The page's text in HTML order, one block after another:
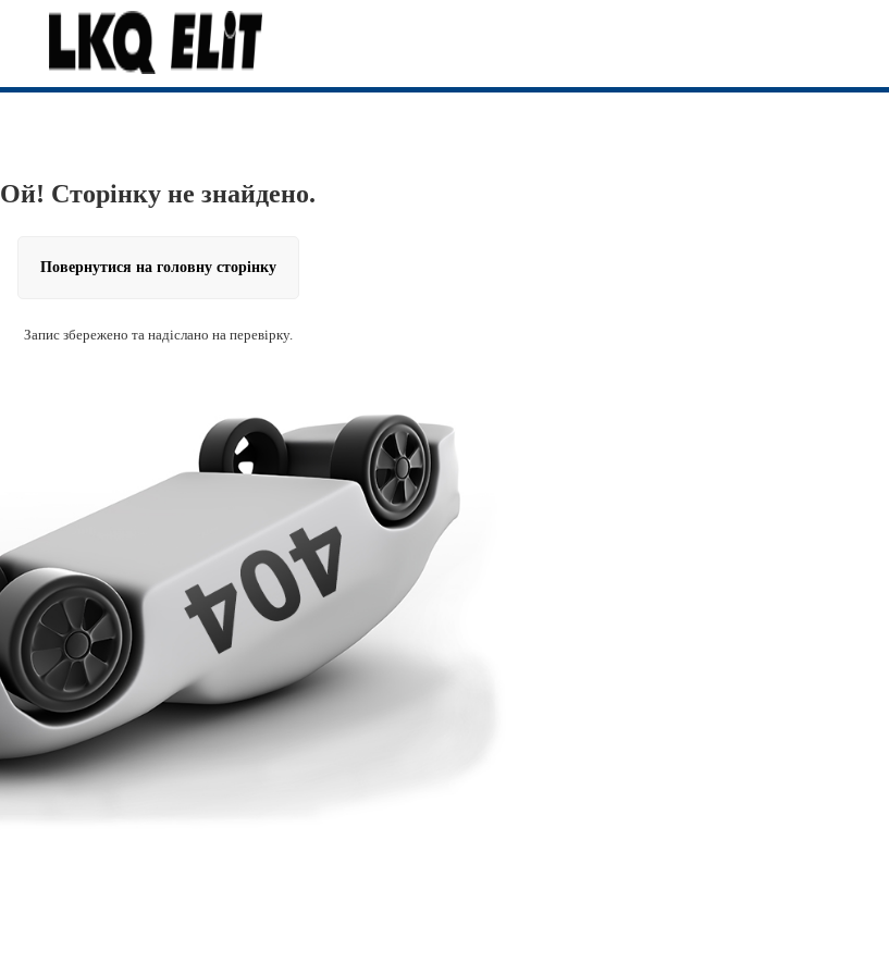
Ой! Сторінку не знайдено.
Повернутися на головну сторінку
Запис збережено та надіслано на перевірку.